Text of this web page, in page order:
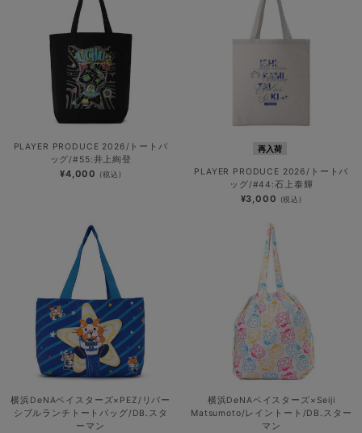
PLAYER PRODUCE 2026/トートバ
ッグ/#55:井上絢登
¥4,000 (税込)
再入荷
PLAYER PRODUCE 2026/トートバ
ッグ/#44:石上泰輝
¥3,000 (税込)
横浜DeNAベイスターズ×PEZ/リバー
シブルランチトートバッグ/DB.スタ
ーマン
横浜DeNAベイスターズ×Seiji
Matsumoto/レイントート/DB.スター
マン